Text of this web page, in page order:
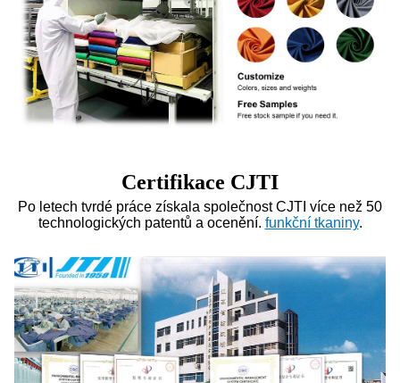
Certifikace CJTI
Po letech tvrdé práce získala společnost CJTI více než 50
technologických patentů a ocenění. funkční tkaniny.